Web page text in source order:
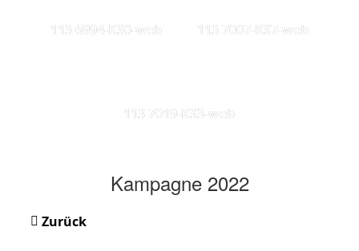
113 6994-KS0-web 113 7007-KS7-web
113 7019-KS3-web
Kampagne 2022
Zurück